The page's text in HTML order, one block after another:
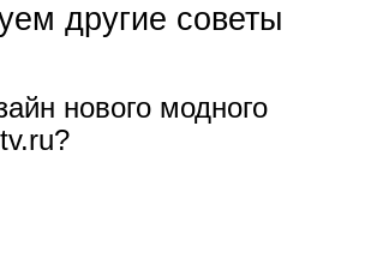
другие советы
нового мод­ного